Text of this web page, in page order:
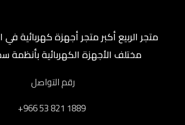
متجر الربيع أكبر متجر أجهزة كهربائية
مختلف الأجهزة الكهربائية بأنظمة
رقم التواصل
‎+966 53 821 1889